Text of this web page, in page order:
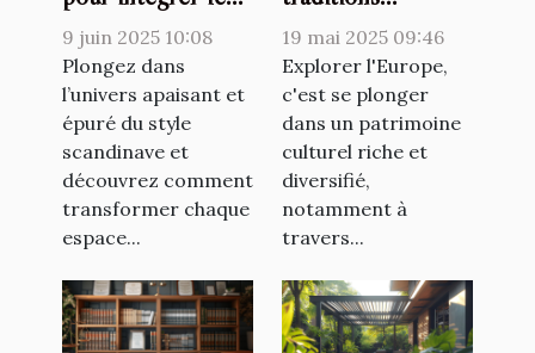
style scandinave
dans chaque pièce
de la maison
9 juin 2025 10:08
Plongez dans
l’univers apaisant et
épuré du style
scandinave et
découvrez comment
transformer chaque
espace...
culinaires lors de
voyages en
Europe
19 mai 2025 09:46
Explorer l'Europe,
c'est se plonger
dans un patrimoine
culturel riche et
diversifié,
notamment à
travers...